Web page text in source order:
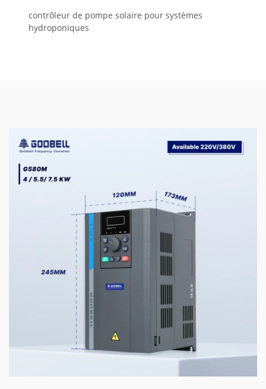
contrôleur de pompe solaire pour systèmes
hydroponiques